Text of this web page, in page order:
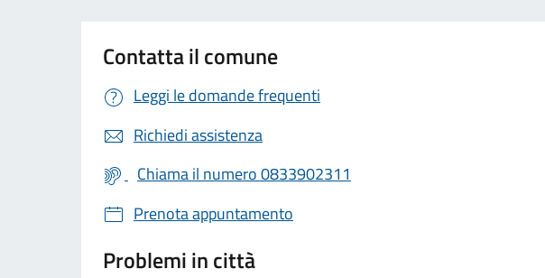
Contatta il comune
Leggi le domande frequenti
Richiedi assistenza
Chiama il numero 0833902311
Prenota appuntamento
Problemi in città